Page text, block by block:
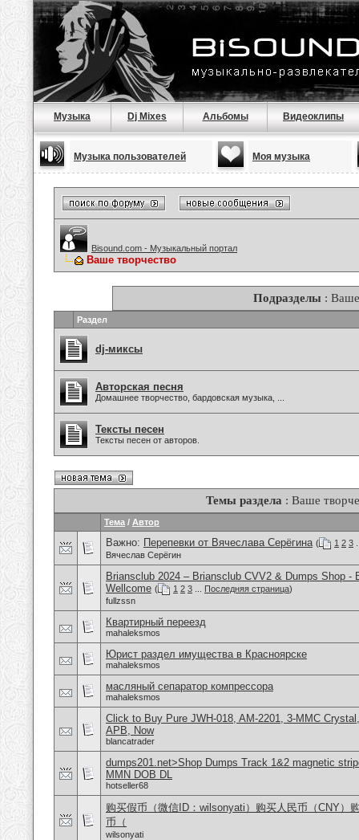
Музыка Dj Mixes Альбомы Видеоклипы
Музыка пользователей Моя музыка
Bisound.com - Музыкальный портал
Ваше творчество
Подразделы :
Раздел
dj-миксы
Авторская песня
Домашнее творчество, бардовская музыка, ...
Тексты песен
Тексты песен от авторов.
Темы раздела : Ваше
Тема / Автор
Важно: Перепевки от Вячеслава Серёгина ( 1 2 3
Вячеслав Серёгин
Briansclub 2024 – Briansclub CVV2 & Dumps Shop -
Wellcome ( 1 2 3 Последняя страница)
fullzssn
Квартирный переезд
mahaleksmos
Юрист раздел имущества в Красноярске
mahaleksmos
масляный сепаратор компрессора
mahaleksmos
Click to Buy Pure JWH-018, AM-2201, 3-MMC
APB, Now
blancatrader
dumps201.net>Shop Dumps Track 1&2 magnetic
MMN DOB DL
hotseller68
购买假币（微信ID：wilsonyati）购买人民币（CNY）
币（
wilsonyati